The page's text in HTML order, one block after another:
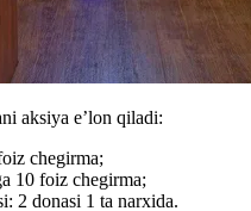
aksiya e’lon qiladi:
chegirma;
10 foiz chegirma;
2 donasi 1 ta narxida.